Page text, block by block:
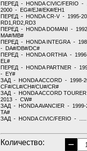
ПЕРЕД - HONDA CIVIC/FERIO -
2000 - EG#/EJ#/EK#/EH1
ПЕРЕД - HONDA CR-V - 1995-
RD1,RD2,RD3
ПЕРЕД - HONDA DOMANI -
MA#/MB#
ПЕРЕД - HONDA INTEGRA -
- DA#/DB#/DC#
ПЕРЕД - HONDA ORTHIA -
EL#
ПЕРЕД - HONDA PARTNER -
- EY#
ЗАД - HONDA ACCORD - 1998-
CF#/CL#/CH#/CU#/CR#
ЗАД - HONDA ACCORD
2013 - CW#
ЗАД - HONDA AVANCIER -
TA#
ЗАД - HONDA CIVIC/FERIO - .....
Количество: −